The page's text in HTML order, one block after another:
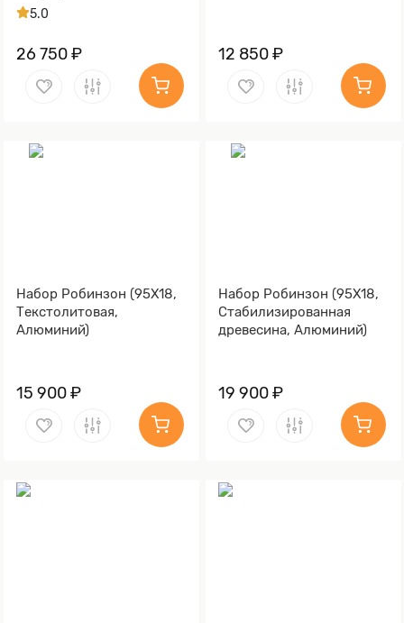
5.0
26 750 ₽ 12 850 ₽
Набор Робинзон (95Х18,
Текстолитовая,
Алюминий)
15 900 ₽
Набор Робинзон (95Х18,
Стабилизированная
древесина, Алюминий)
19 900 ₽